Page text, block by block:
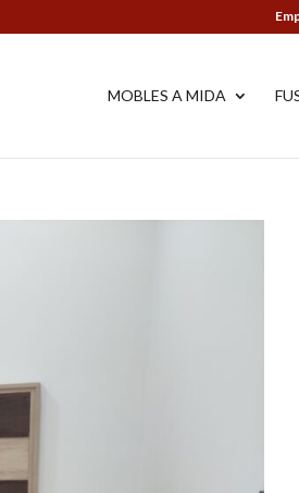
MOBLES A MIDA